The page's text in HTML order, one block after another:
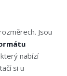
Jsou
nabízí
si u